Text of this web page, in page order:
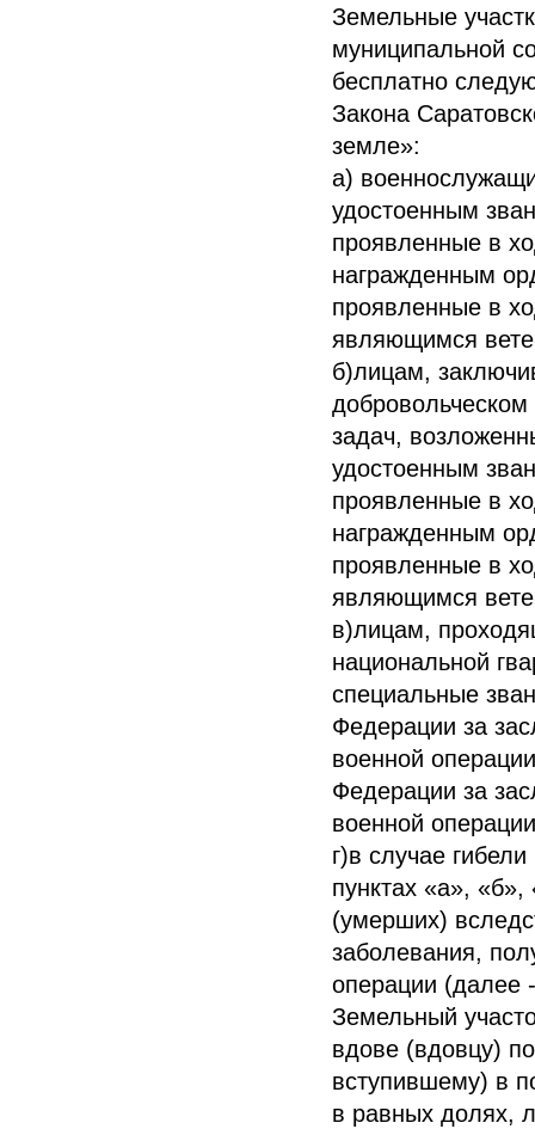
Земельные
муниципальной
бесплатно
Закона
земле»:
а)
удостоенным
проявленные в
награжденным
проявленные в
являющимся
б)лицам,
задач,
удостоенным
проявленные в
награжденным
проявленные в
являющимся
в)лицам,
национальной
специальные
Федерации за
военной
Федерации за
военной
г)в случае
пунктах «а»,
(умерших)
заболевания,
операции (далее
Земельный
вдове (вдовцу)
вступившему) в
в равных долях,